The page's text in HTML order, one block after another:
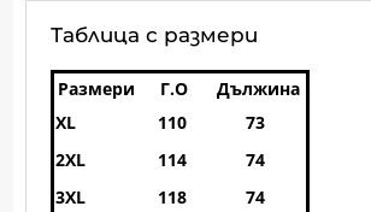
Таблица с размери
Размери Г.О
Дължина
XL
110
73
2XL
114
74
3XL
118
74